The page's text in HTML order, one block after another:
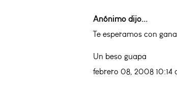
Anónimo dijo...
Te esperamos con
Un beso guapa
febrero 08, 2008 10:14